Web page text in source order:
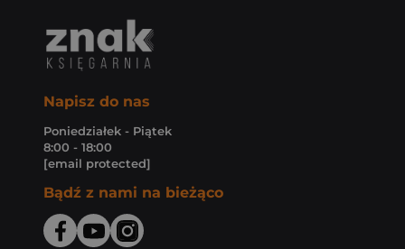
Napisz do nas
Poniedziałek - Piątek
8:00 - 18:00
[email protected]
Bądź z nami na bieżąco